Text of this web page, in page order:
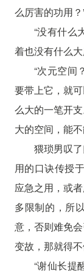
么厉害的功用？
“没有什么
着也没有什么
“次元空间
要带上它，就
么大的一笔开
大的空间，能
猥琐男叹
用的口诀传授
应急之用，或
多限制的，所
意，否则难免
变故，那就得
“谢仙长提